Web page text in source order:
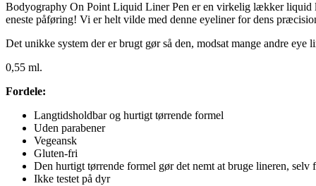
Bodyography On Point Liquid Liner Pen er en virkelig lækker liquid
eneste påføring! Vi er helt vilde med denne eyeliner for dens
Det unikke system der er brugt gør så den, modsat mange andre eye
0,55 ml.
Fordele:
Langtidsholdbar og hurtigt tørrende formel
Uden parabener
Vegeansk
Gluten-fri
Den hurtigt tørrende formel gør det nemt at bruge lineren, selv
Ikke testet på dyr